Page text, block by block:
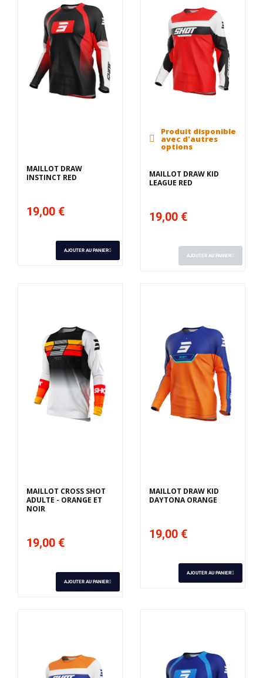
MAILLOT DRAW
INSTINCT RED
19,00 €
AJOUTER AU PANIER
Produit disponible
avec d'autres
options
MAILLOT DRAW KID
LEAGUE RED
19,00 €
AJOUTER AU PANIER
MAILLOT CROSS SHOT
ADULTE - ORANGE ET
NOIR
19,00 €
AJOUTER AU PANIER
MAILLOT DRAW KID
DAYTONA ORANGE
19,00 €
AJOUTER AU PANIER